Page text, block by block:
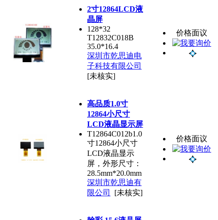
2寸12864LCD液
晶屏
128*32
T12832C018B
35.0*16.4
深圳市乾思迪电
子科技有限公司
[未核实]
价格面议
高品质1.0寸
12864小尺寸
LCD液晶显示屏
T12864C012b1.0
寸12864小尺寸
LCD液晶显示
屏，外形尺寸：
28.5mm*20.0mm
深圳市乾思迪有
限公司
[未核实]
价格面议